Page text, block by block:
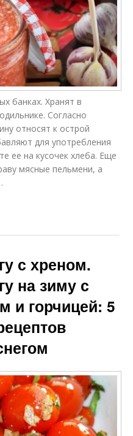
банках. Хранят в
Согласно
относят к острой
для употребления
ее на кусочек хлеба. Еще
мясные пельмени, а
с хреном.
на зиму с
и горчицей: 5